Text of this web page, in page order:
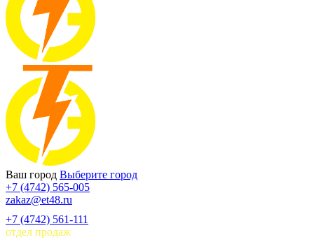
Ваш город Выберите город
+7 (4742) 565-005
zakaz@et48.ru
+7 (4742) 561-111
отдел продаж